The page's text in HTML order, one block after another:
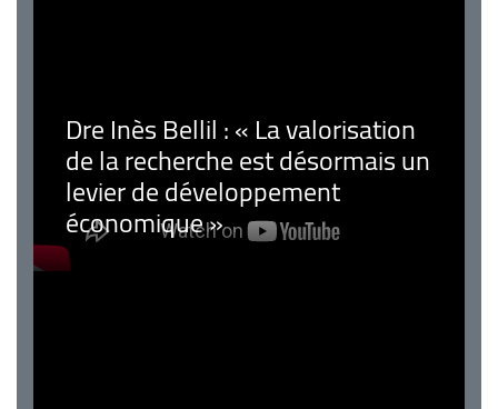
Dre Inès Bellil : « La valorisation
de la recherche est désormais un
levier de développement
économique »